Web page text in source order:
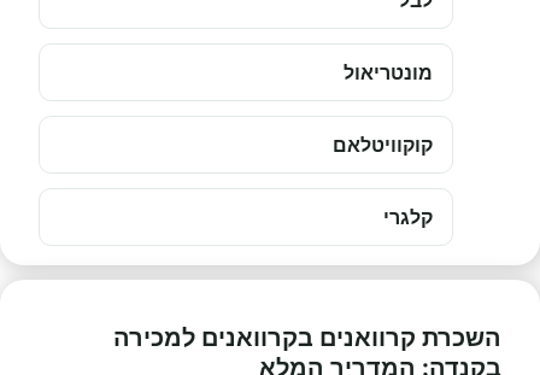
מונטריאול
קוקוויטלאם
קלגרי
השכרת קרוואנים בקרוואנים למכירה
בקנדה: המדריך המלא